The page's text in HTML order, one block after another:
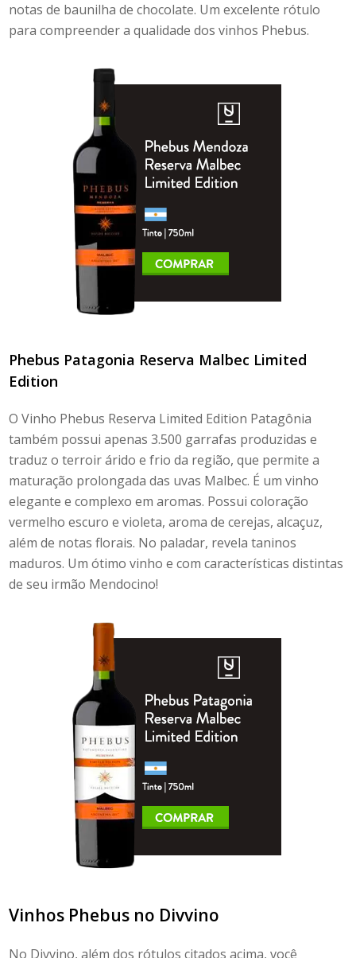
notas de baunilha de chocolate. Um excelente rótulo
para compreender a qualidade dos vinhos Phebus.
Phebus Patagonia Reserva Malbec Limited
Edition
OVinho Phebus Reserva Limited Edition Patagônia
também possui apenas 3.500 garrafas produzidas e
traduz oterroirárido e frio da região, que permite a
maturação prolongada das uvas Malbec. É um vinho
elegante e complexo em aromas. Possui coloração
vermelho escuro e violeta, aroma de cerejas, alcaçuz,
além de notas florais. No paladar, revela taninos
maduros. Um ótimo vinho e com características distintas
de seu irmão Mendocino!
Vinhos Phebus no Divvino
No Divvino, além dos rótulos citados acima, você